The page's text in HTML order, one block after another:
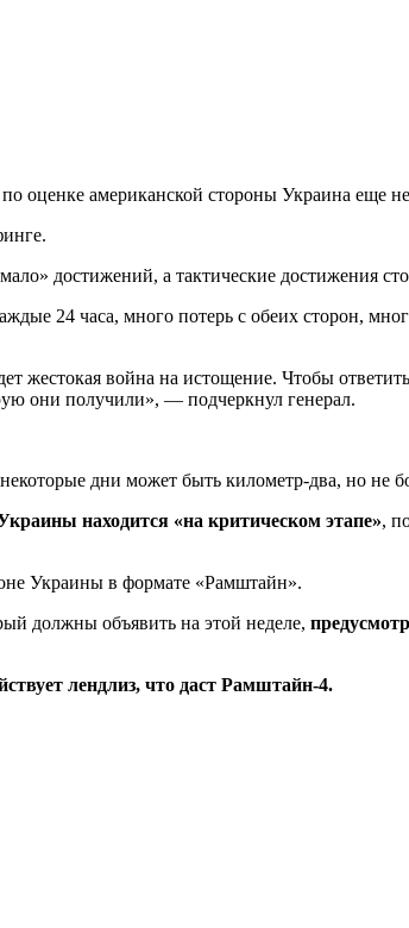
американской стороны Украина еще
достижений, а тактические достижения
24 часа, много потерь с обеих сторон,
жестокая война на истощение. Чтобы
они получили», — подчеркнул генерал.
дни может быть километр-два, но не
находится «на критическом этапе»,
Украины в формате «Рамштайн».
должны объявить на этой неделе,
лендлиз, что даст Рамштайн-4.